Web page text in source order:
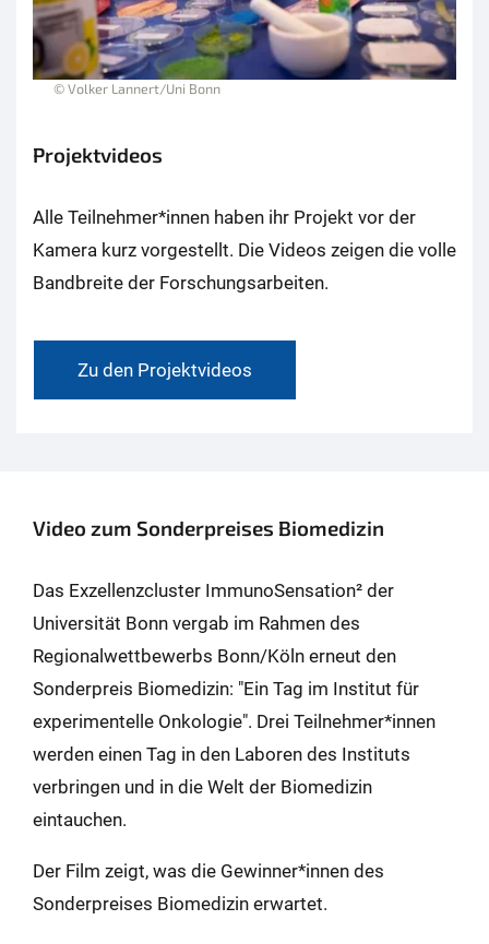
© Volker Lannert/Uni Bonn
Projektvideos
Alle Teilnehmer*innen haben ihr Projekt vor der
Kamera kurz vorgestellt. Die Videos zeigen die volle
Bandbreite der Forschungsarbeiten.
Zu den Projektvideos
Video zum Sonderpreises Biomedizin
Das Exzellenzcluster ImmunoSensation² der
Universität Bonn vergab im Rahmen des
Regionalwettbewerbs Bonn/Köln erneut den
Sonderpreis Biomedizin: "Ein Tag im Institut für
experimentelle Onkologie". Drei Teilnehmer*innen
werden einen Tag in den Laboren des Instituts
verbringen und in die Welt der Biomedizin
eintauchen.
Der Film zeigt, was die Gewinner*innen des
Sonderpreises Biomedizin erwartet.